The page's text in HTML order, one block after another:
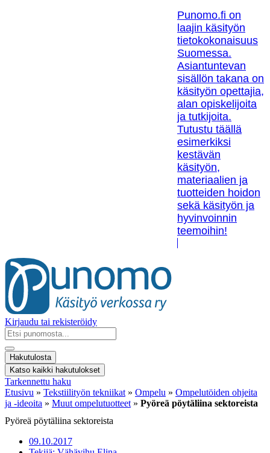
Punomo.fi on
laajin käsityön
tietokokonaisuus
Suomessa.
Asiantuntevan
sisällön takana on
käsityön opettajia,
alan opiskelijoita
ja tutkijoita.
Tutustu täällä
esimerkiksi
kestävän
käsityön,
materiaalien ja
tuotteiden hoidon
sekä käsityön ja
hyvinvoinnin
teemoihin!
Kirjaudu tai rekisteröidy
Search
...
Hakutulosta
Katso kaikki hakutulokset
Tarkennettu haku
Etusivu » Tekstiilityön tekniikat » Ompelu » Ompelutöiden ohjeita
ja -ideoita » Muut ompelutuotteet » Pyöreä pöytäliina sektoreista
Pyöreä pöytäliina sektoreista
09.10.2017